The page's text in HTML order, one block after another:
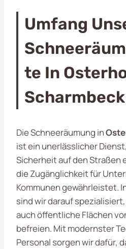
Umfang
Te In
Scharmbeck
Die Schneeräumung in
ist ein unerlässlicher
Sicherheit auf den Straßen
die Zugänglichkeit für
Kommunen gewährleistet.
sind wir darauf
auch öffentliche Flächen
befreien. Mit modernster
Personal sorgen wir dafür,